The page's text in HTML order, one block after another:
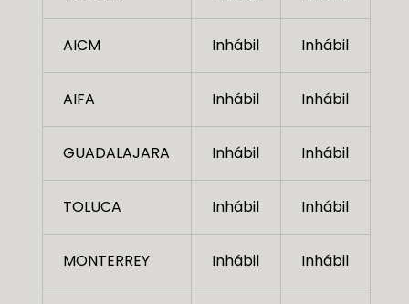
AICM Inhábil Inhábil
AIFA Inhábil Inhábil
GUADALAJARA Inhábil Inhábil
TOLUCA Inhábil Inhábil
MONTERREY Inhábil Inhábil